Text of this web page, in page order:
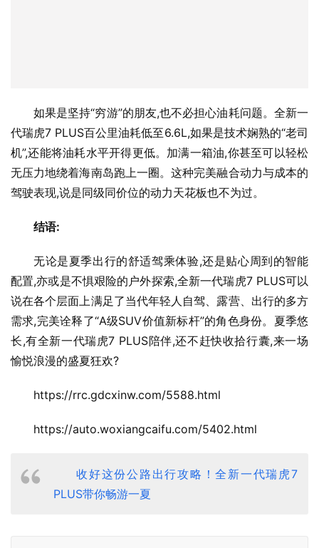
如果是坚持“穷游”的朋友,也不必担心油耗问题。全新一
代瑞虎7 PLUS百公里油耗低至6.6L,如果是技术娴熟的“老司
机”,还能将油耗水平开得更低。加满一箱油,你甚至可以轻松
无压力地绕着海南岛跑上一圈。这种完美融合动力与成本的
驾驶表现,说是同级同价位的动力天花板也不为过。
结语:
无论是夏季出行的舒适驾乘体验,还是贴心周到的智能
配置,亦或是不惧艰险的户外探索,全新一代瑞虎7 PLUS可以
说在各个层面上满足了当代年轻人自驾、露营、出行的多方
需求,完美诠释了“A级SUV价值新标杆”的角色身份。夏季悠
长,有全新一代瑞虎7 PLUS陪伴,还不赶快收拾行囊,来一场
愉悦浪漫的盛夏狂欢?
https://rrc.gdcxinw.com/5588.html
https://auto.woxiangcaifu.com/5402.html
收好这份公路出行攻略！全新一代瑞虎7
PLUS带你畅游一夏